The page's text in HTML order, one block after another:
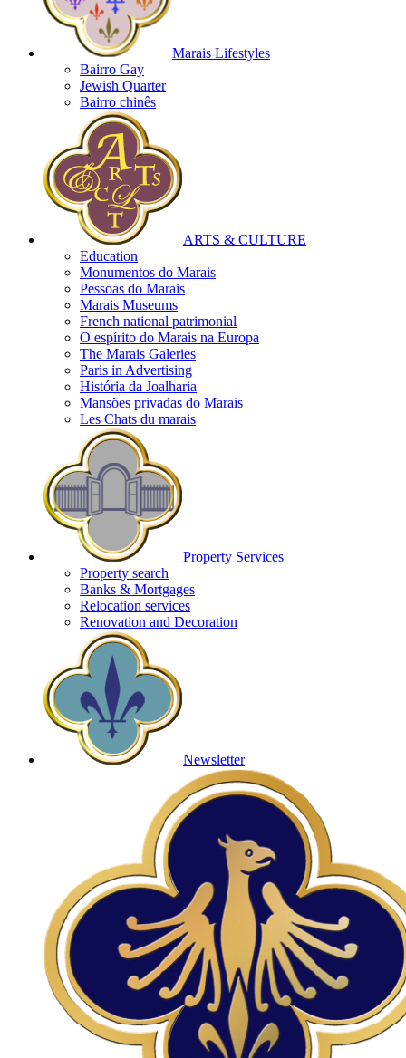
Marais Lifestyles
Bairro Gay
Jewish Quarter
Bairro chinês
ARTS & CULTURE
Education
Monumentos do Marais
Pessoas do Marais
Marais Museums
French national patrimonial
O espírito do Marais na Europa
The Marais Galeries
Paris in Advertising
História da Joalharia
Mansões privadas do Marais
Les Chats du marais
Property Services
Property search
Banks & Mortgages
Relocation services
Renovation and Decoration
Newsletter